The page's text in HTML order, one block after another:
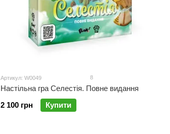
Артикул: W0049 8
Настільна гра Селестія. Повне видання
2 100 грн
Купити